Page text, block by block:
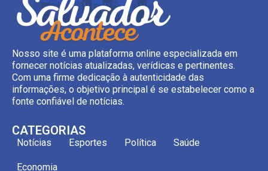
Nosso site é uma plataforma online especializada em
fornecer notícias atualizadas, verídicas e pertinentes.
Com uma firme dedicação à autenticidade das
informações, o objetivo principal é se estabelecer como a
fonte confiável de notícias.
CATEGORIAS
Notícias Esportes Política Saúde
Economia